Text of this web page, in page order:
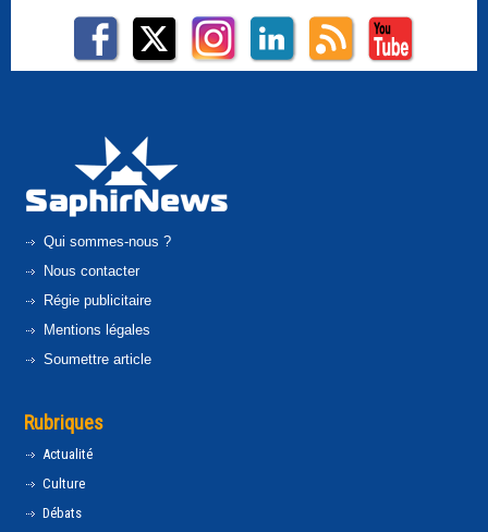
Qui sommes-nous ?
Nous contacter
Régie publicitaire
Mentions légales
Soumettre article
Rubriques
Actualité
Culture
Débats